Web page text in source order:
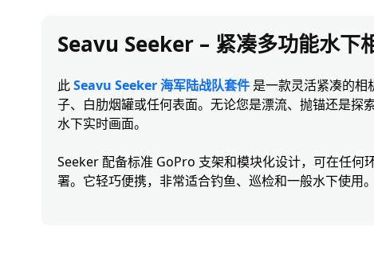
Seavu Seeker – 紧凑多功能水下
此Seavu Seeker 海军陆战队套件 是一款灵活紧凑的相
子、白肋烟罐或任何表面。无论您是漂流、抛锚还是探
水下实时画面。
Seeker 配备标准 GoPro 支架和模块化设计，可在任何
署。它轻巧便携，非常适合钓鱼、巡检和一般水下使用。